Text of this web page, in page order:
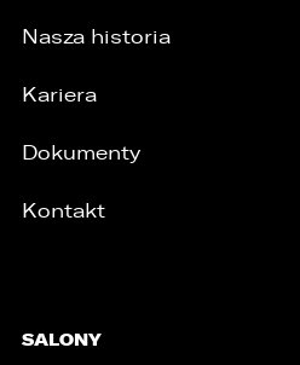
Nasza historia
Kariera
Dokumenty
Kontakt
SALONY